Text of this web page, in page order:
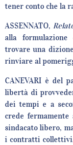
tener conto che la
ASSENNATO,
alla
trovare una
rinviare al
CANEVARI è del
libertà di
dei tempi e a
crede
sindacato libero,
i contratti collettivi,